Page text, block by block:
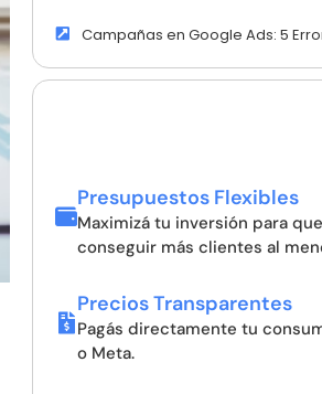
Campañas en Google Ads: 5
Presupuestos Flexibles
Maximizá tu inversión para
conseguir más clientes al
Precios Transparentes
Pagás directamente tu
o Meta.